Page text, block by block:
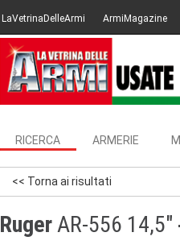
LaVetrinaDelleArmi ArmiMagazine
RICERCA ARMERIE
<< Torna ai risultati
RugerAR-556 14,5"